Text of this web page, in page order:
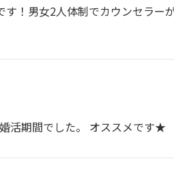
！男女2人体制でカウンセラー
活期間でした。 オススメです★